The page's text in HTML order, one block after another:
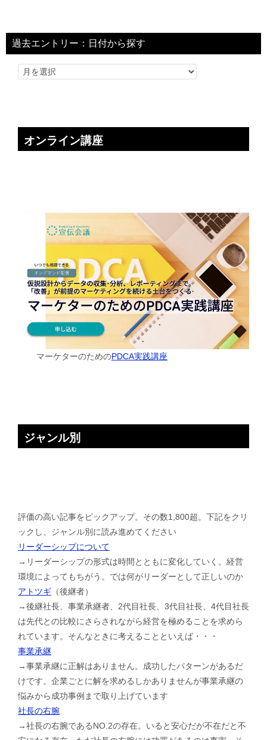
過去エントリー：日付から探す
オンライン講座
マーケターのためのPDCA実践講座
ジャンル別
評価の高い記事をピックアップ。その数1,800超。下記をクリ
ックし、ジャンル別に読み進めてください
リーダーシップについて
→リーダーシップの形式は時間とともに変化していく。経営
環境によってもちがう。では何がリーダーとして正しいのか
アトツギ （後継者）
→後継社長、事業承継者、2代目社長、3代目社長、4代目社長
は先代との比較にさらされながら経営を極めることを求めら
れています。そんなときに考えることといえば・・・
事業承継
→事業承継に正解はありません。成功したパターンがあるだ
けです。企業ごとに解を求めるしかありませんが事業承継の
悩みから成功事例まで取り上げています
社長の右腕
→社長の右腕であるNO.2の存在。いると安心だが不在だと不